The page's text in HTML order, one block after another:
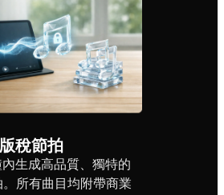
稅節拍
生成高品質、獨特的
。所有曲目均附帶商業